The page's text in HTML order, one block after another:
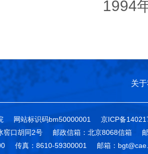
1994年
关
网站标识码bm50000001
京ICP备
窖口胡同2号
邮政信箱：北京8068信箱
传真：8610-59300001 邮箱：